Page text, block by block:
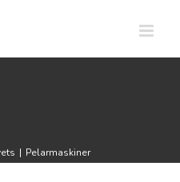
| Pelarmaskiner